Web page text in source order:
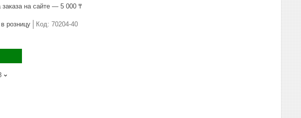
на сайте — 5 000 ₸
розницу Код: 70204-40